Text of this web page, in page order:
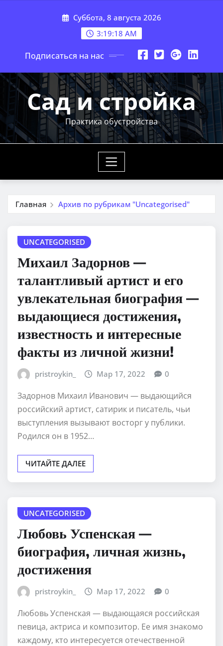
Суббота, 8 августа 2026
3:19:19 AM
Подписаться на нас
Сад и стройка
Практика обустройства
Главная Архив по рубрикам "Uncategorised"
UNCATEGORISED
Михаил Задорнов —
талантливый артист и его
увлекательная биография —
выдающиеся достижения,
известность и интересные
факты из личной жизни!
pristroykin_ Мар 17, 2022 0
Задорнов Михаил Иванович — выдающийся
российский артист, сатирик и писатель, чьи
выступления вызывают восторг у публики.
Родился он в 1952…
ЧИТАЙТЕ ДАЛЕЕ
UNCATEGORISED
Любовь Успенская —
биография, личная жизнь,
достижения
pristroykin_ Мар 17, 2022 0
Любовь Успенская — выдающаяся российская
певица, актриса и композитор. Ее имя знакомо
каждому, кто интересуется отечественной